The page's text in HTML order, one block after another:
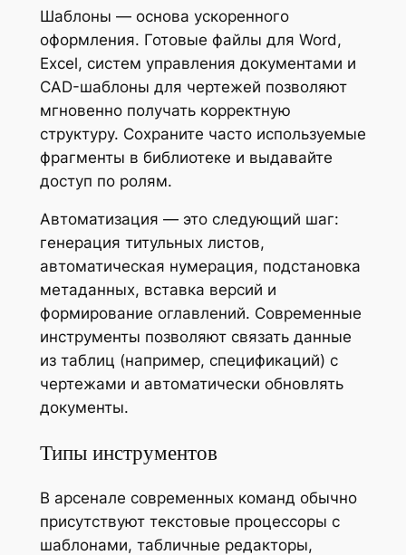
Шаблоны — основа ускоренного
оформления. Готовые файлы для Word,
Excel, систем управления документами и
CAD-шаблоны для чертежей позволяют
мгновенно получать корректную
структуру. Сохраните часто используемые
фрагменты в библиотеке и выдавайте
доступ по ролям.
Автоматизация — это следующий шаг:
генерация титульных листов,
автоматическая нумерация, подстановка
метаданных, вставка версий и
формирование оглавлений. Современные
инструменты позволяют связать данные
из таблиц (например, спецификаций) с
чертежами и автоматически обновлять
документы.
Типы инструментов
В арсенале современных команд обычно
присутствуют текстовые процессоры с
шаблонами, табличные редакторы,